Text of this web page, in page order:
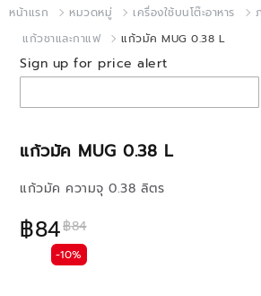
หน้าแรก หมวดหมู่ เครื่องใช้บนโต๊ะอาหาร
แก้วชาและกาแฟ
แก้วมัค MUG 0.38 L
แก้วมัค MUG 0.38 L
฿84฿84
-10%
แก้วมัค ความจุ 0.38 ลิตร
Sign up for price alert